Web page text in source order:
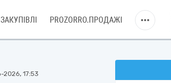
PROZORRO.ПРОДАЖІ
2026, 17:53